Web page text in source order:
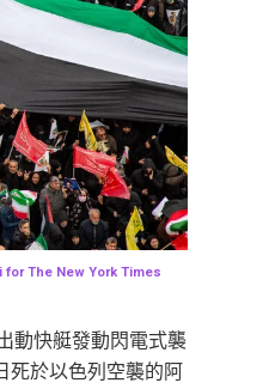
for The New York Times
動快艇發動閃電式襲
死於以色列空襲的阿